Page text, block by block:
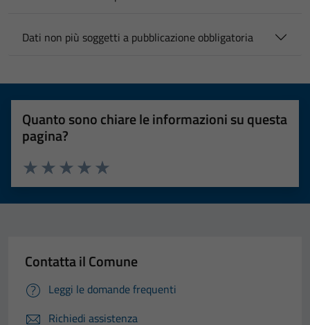
Dati non più soggetti a pubblicazione obbligatoria
Quanto sono chiare le informazioni su questa
pagina?
Valuta 5 stelle su 5
Valuta 4 stelle su 5
Valuta 3 stelle su 5
Valuta 2 stelle su 5
Valuta 1 stelle su 5
Contatta il Comune
Leggi le domande frequenti
Richiedi assistenza